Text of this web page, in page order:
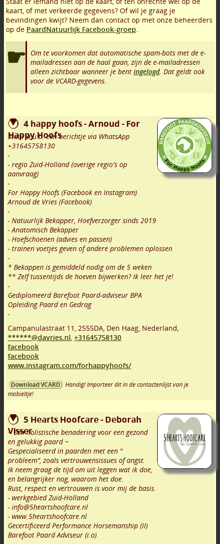
kaart, of met verkeerde gegevens? Of wil je graag je
bevindingen kwijt? Neem dan contact op met onze beheerders
op de PaardNatuurlijk Facebook-groep.
Om te voorkomen dat automatische spam-bots met de e-
mailadressen aan de haal gaan, zijn de e-mailadressen
alleen zichtbaar wanneer je bent ingelogd. Dat geldt ook
voor de VCARD-gegevens.
4 happy hoofs - Arnoud - For
Happy Hoofs
Stuur a.u.b. een berichtje via WhatsApp
+31645758130
-
- regio Zuid-Holland (overige regio's op
aanvraag)
-
For Happy Hoofs (Facebook en Instagram)
Arnoud de Vries (Facebook)
-
- Natuurlijk Bekapper, Hoefverzorger sinds 2019
- Anatomisch Bekapper
- Hoefschoenen (advies en passen)
- trainen voetjes geven of andere problemen oplossen
-
* Bekappen is gemiddeld nodig om de 5 weken
** Zelf tussentijds de hoeven bijwerken? Ik leer het je!
-
Gediplomeerd Barefoot Paard-adviseur BPA
Opleiding Paard en Gedrag
-
Campanulastraat 11 , 2555DA, Den Haag, Nederland,
******@davries.nl, +31645758130
facebook
facebook
www.instagram.com/forhappyhoofs/
Download VCARD
Handig! Importeer dit in de contactenlijst van je
mobieltje!
5 Hearts Hoofcare - Deborah
Visser
~ Een holistische benadering voor een gezond
en gelukkig paard ~
Gespecialiseerd in paarden met een "
probleem", zoals vertrouwensissues of angst.
Ik neem graag de tijd om uit leggen wat ik doe,
en belangrijker nog, waarom het doe.
Rust, respect en vertrouwen is voor mij de basis.
- werkgebied Zuid-Holland
- info@5heartshoofcare.nl
- www.5heartshoofcare.nl
Gecertificeerd Performance Horsemanship (II)
Barefoot Paard Adviseur (i.o)